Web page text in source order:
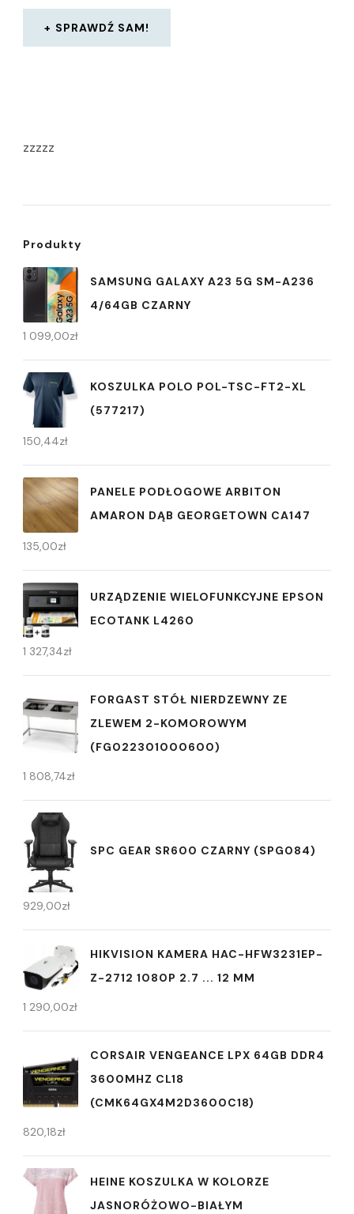
SPRAWDŹ SAM!
zzzzz
Produkty
SAMSUNG GALAXY A23 5G SM-A236
4/64GB CZARNY
1 099,00zł
KOSZULKA POLO POL-TSC-FT2-XL
(577217)
150,44zł
PANELE PODŁOGOWE ARBITON
AMARON DĄB GEORGETOWN CA147
135,00zł
URZĄDZENIE WIELOFUNKCYJNE EPSON
ECOTANK L4260
1 327,34zł
FORGAST STÓŁ NIERDZEWNY ZE
ZLEWEM 2-KOMOROWYM
(FG022301000600)
1 808,74zł
SPC GEAR SR600 CZARNY (SPG084)
929,00zł
HIKVISION KAMERA HAC-HFW3231EP-
Z-2712 1080P 2.7 ... 12 MM
1 290,00zł
CORSAIR VENGEANCE LPX 64GB DDR4
3600MHZ CL18
(CMK64GX4M2D3600C18)
820,18zł
HEINE KOSZULKA W KOLORZE
JASNORÓŻOWO-BIAŁYM